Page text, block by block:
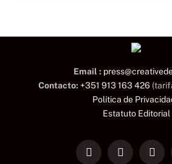
Email :
Contacto: +351 913 163 426
Política de
Estatuto Editorial
LinkedInFacebook